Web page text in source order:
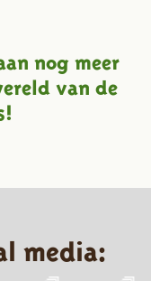
nog meer
van de
media: